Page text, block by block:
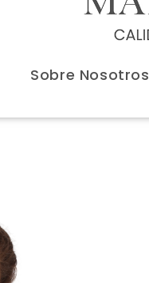
Sobre Nosotros